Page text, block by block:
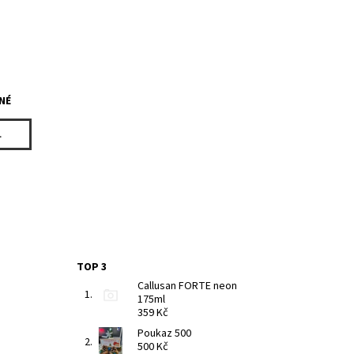
TOP 3
Callusan FORTE neon
175ml
359 Kč
Poukaz 500
500 Kč